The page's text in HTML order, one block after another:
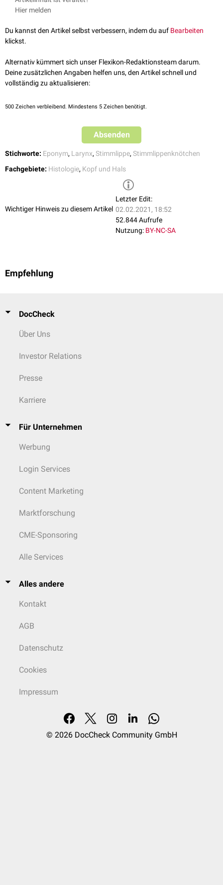
Die tieferen Schichten der Lamina propria enthalten demgegenüber
zunehmender Schichttiefe immer mehrkollageneFasern aufweisen.
Noxen
sollte jedoch nicht mit
Stimmlippenknötchen
verwechselt werden, die
sich als umschriebene Verdickungen der beiden Stimmlippen darstellen.
Hier melden
Du kannst den Artikel selbst verbessern, indem du auf Bearbeiten
klickst.
Alternativ kümmert sich unser Flexikon-Redaktionsteam darum.
Deine zusätzlichen Angaben helfen uns, den Artikel schnell und
vollständig zu aktualisieren:
500 Zeichen verbleibend. Mindestens 5 Zeichen benötigt.
Absenden
Stichworte: Eponym, Larynx, Stimmlippe, Stimmlippenknötchen
Fachgebiete: Histologie, Kopf und Hals
Wichtiger Hinweis zu diesem Artikel
Letzter Edit:
02.02.2021, 18:52
52.844 Aufrufe
Nutzung: BY-NC-SA
Empfehlung
DocCheck
Über Uns
Investor Relations
Presse
Karriere
Für Unternehmen
Werbung
Login Services
Content Marketing
Marktforschung
CME-Sponsoring
Alle Services
Alles andere
Kontakt
AGB
Datenschutz
Cookies
Impressum
© 2026 DocCheck Community GmbH